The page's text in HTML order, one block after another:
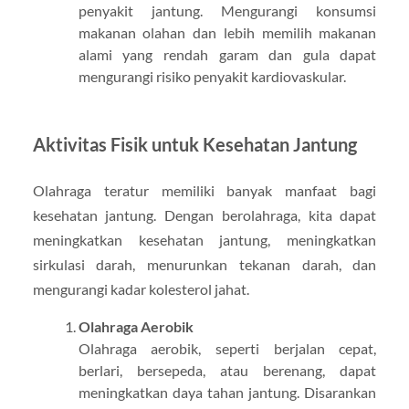
penyakit jantung. Mengurangi konsumsi
makanan olahan dan lebih memilih makanan
alami yang rendah garam dan gula dapat
mengurangi risiko penyakit kardiovaskular.
Aktivitas Fisik untuk Kesehatan Jantung
Olahraga teratur memiliki banyak manfaat bagi
kesehatan jantung. Dengan berolahraga, kita dapat
meningkatkan kesehatan jantung, meningkatkan
sirkulasi darah, menurunkan tekanan darah, dan
mengurangi kadar kolesterol jahat.
Olahraga Aerobik
Olahraga aerobik, seperti berjalan cepat,
berlari, bersepeda, atau berenang, dapat
meningkatkan daya tahan jantung. Disarankan